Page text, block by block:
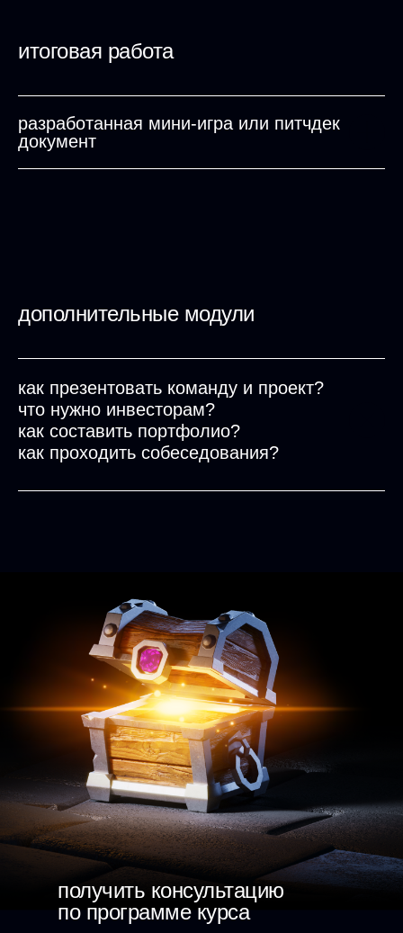
итоговая работа
разработанная мини-игра или питчдек
документ
дополнительные модули
как презентовать команду и проект?
что нужно инвесторам?
как составить портфолио?
как проходить собеседования?
получить консультацию
по программе курса